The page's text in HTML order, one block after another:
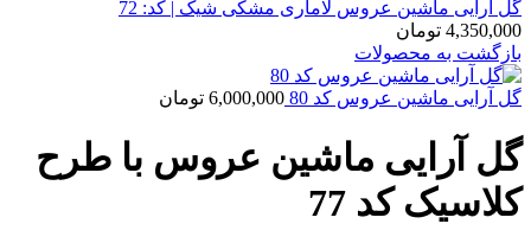
گل آرایی ماشین عروس لاماری مشکی شیک | کد: 72
4,350,000 تومان
بازگشت به محصولات
گل آرایی ماشین عروس کد 80 6,000,000 تومان
گل آرایی ماشین عروس با طرح
کلاسیک کد 77